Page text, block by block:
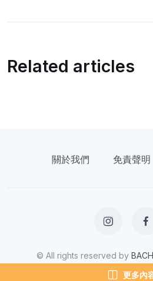
Related articles
更多內
關於我們 免責聲明
© All rights reserved by